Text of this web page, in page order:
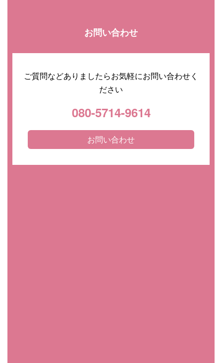
お問い合わせ
ご質問などありましたらお気軽にお問い合わせく
ださい
080-5714-9614
お問い合わせ